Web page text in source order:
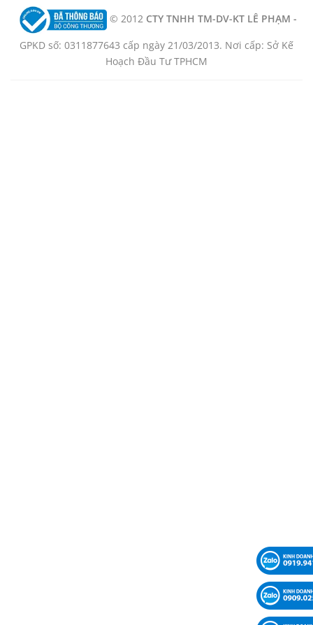
© 2012 CTY TNHH TM-DV-KT LÊ PHẠM -
GPKD số: 0311877643 cấp ngày 21/03/2013. Nơi cấp: Sở Kế
Hoạch Đầu Tư TPHCM